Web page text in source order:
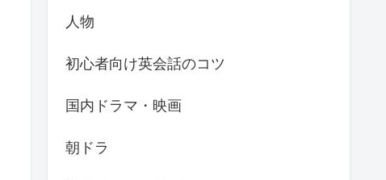
人物
初心者向け英会話のコツ
国内ドラマ・映画
朝ドラ